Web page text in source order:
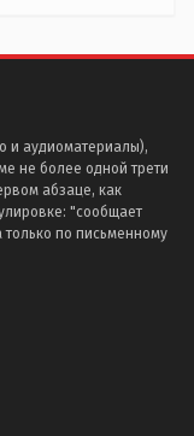
и аудиоматериалы),
не более одной трети
абзаце, как
"сообщает
по письменному